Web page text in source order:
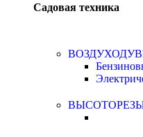
Садовая техника